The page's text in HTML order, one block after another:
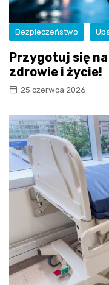
Bezpieczeństwo
Przygotuj się
zdrowie i życie!
25 czerwca 2026